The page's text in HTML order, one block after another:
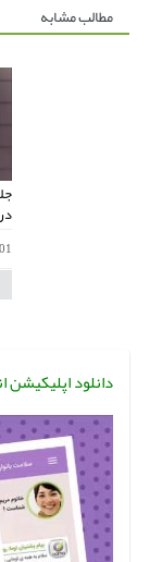
مطالب مشابه
دانلود اپلیکیشن